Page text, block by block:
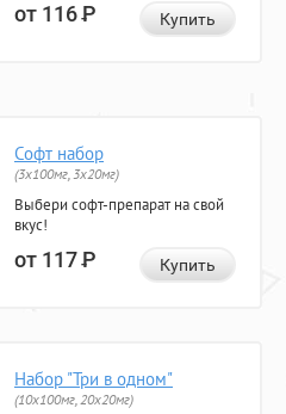
от 116Р Купить
Софт набор
(3x100мг, 3x20мг)
Выбери софт-препарат на свой
вкус!
от 117Р Купить
Набор "Три в одном"
(10x100мг, 20x20мг)